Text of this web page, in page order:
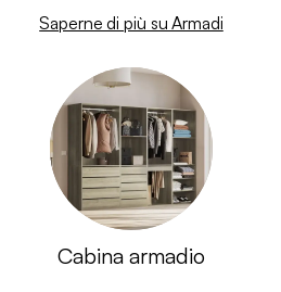
Saperne di più su Armadi
Cabina armadio